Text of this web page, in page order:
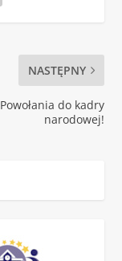
NASTĘPNY
Powołania do kadry
narodowej!